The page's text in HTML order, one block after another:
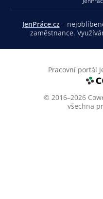
JenPráce.cz–
zaměstnance.
Pracovní portál
© 2016–2026
všechna